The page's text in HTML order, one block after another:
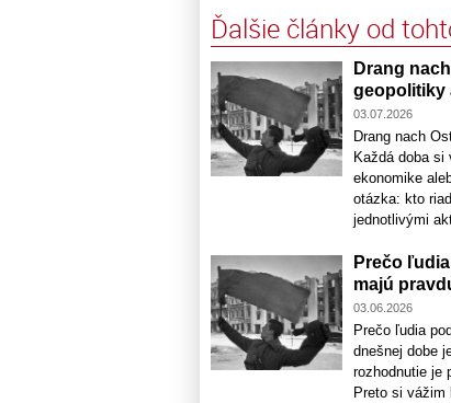
Ďalšie články od
Drang
geopolitiky
03.07.2026
Drang nach
Každá doba si
ekonomike
otázka: kto
jednotlivými
Prečo
majú
03.06.2026
Prečo ľudia
dnešnej dobe
rozhodnutie je
Preto si